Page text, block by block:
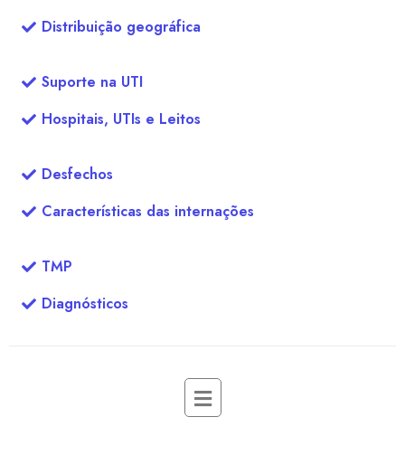
Distribuição geográfica
Suporte na UTI
Hospitais, UTIs e Leitos
Desfechos
Características das internações
TMP
Diagnósticos